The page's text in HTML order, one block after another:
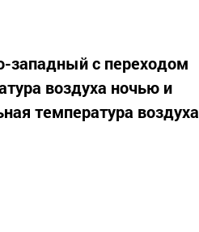
западный с переходом
воздуха ночью и
температура воздуха